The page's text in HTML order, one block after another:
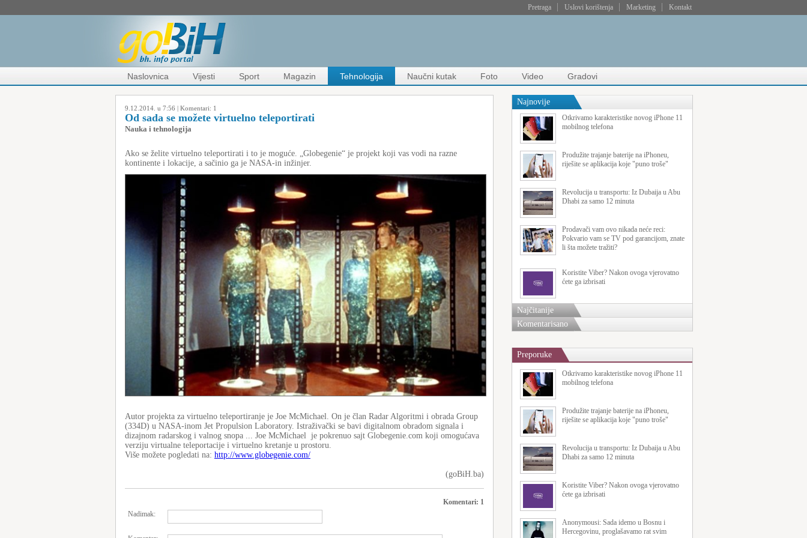
Pretraga Uslovi korištenja Marketing Kontakt
Naslovnica Vijesti Sport Magazin Tehnologija Naučni kutak Foto Video Gradovi
9.12.2014. u 7:56 | Komentari: 1
Od sada se možete virtuelno teleportirati
Nauka i tehnologija
Ako se želite virtuelno teleportirati i to je moguće. „Globegenie“ je projekt koji vas vodi na razne
kontinente i lokacije, a sačinio ga je NASA-in inžinjer.
Autor projekta za virtuelno teleportiranje je Joe McMichael. On je član Radar Algoritmi i obrada Group
(334D) u NASA-inom Jet Propulsion Laboratory. Istraživački se bavi digitalnom obradom signala i
dizajnom radarskog i valnog snopa ... Joe McMichael je pokrenuo sajt Globegenie.com koji omogućava
verziju virtualne teleportacije i virtuelno kretanje u prostoru.
Više možete pogledati na: http://www.globegenie.com/
(goBiH.ba)
Komentari: 1
Nadimak:
Najnovije
Otkrivamo karakteristike novog iPhone 11
mobilnog telefona
Produžite trajanje baterije na iPhoneu,
riješite se aplikacija koje "puno troše"
Revolucija u transportu: Iz Dubaija u Abu
Dhabi za samo 12 minuta
Prodavači vam ovo nikada neće reci:
Pokvario vam se TV pod garancijom, znate
li šta možete tražiti?
Koristite Viber? Nakon ovoga vjerovatno
ćete ga izbrisati
Najčitanije
Komentarisano
Preporuke
Otkrivamo karakteristike novog iPhone 11
mobilnog telefona
Produžite trajanje baterije na iPhoneu,
riješite se aplikacija koje "puno troše"
Revolucija u transportu: Iz Dubaija u Abu
Dhabi za samo 12 minuta
Koristite Viber? Nakon ovoga vjerovatno
ćete ga izbrisati
Anonymousi: Sada idemo u Bosnu i
Hercegovinu, proglašavamo rat svim